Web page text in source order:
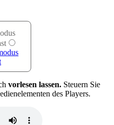
vorlesen lassen. Steuern Sie
des Players.